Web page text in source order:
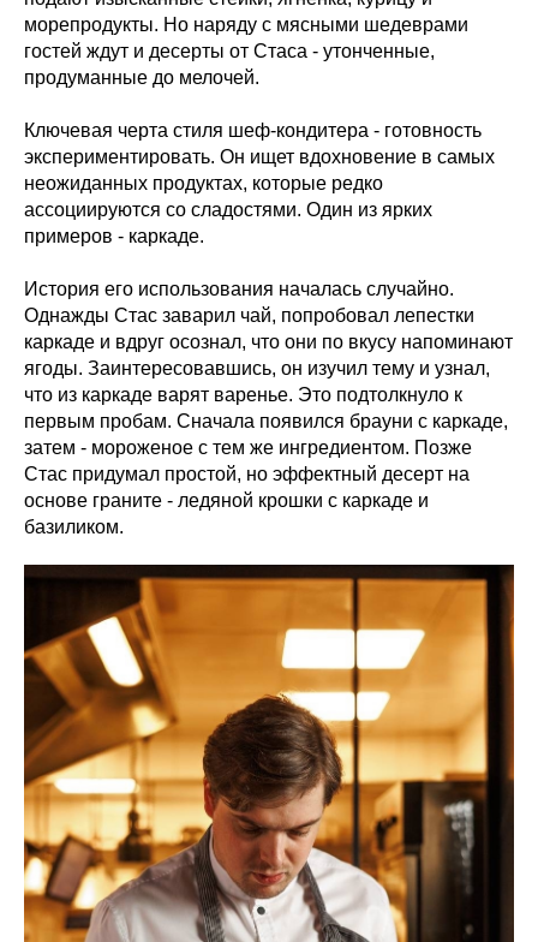
морепродукты. Но наряду с мясными шедеврами
гостей ждут и десерты от Стаса - утонченные,
продуманные до мелочей.
Ключевая черта стиля шеф-кондитера - готовность
экспериментировать. Он ищет вдохновение в самых
неожиданных продуктах, которые редко
ассоциируются со сладостями. Один из ярких
примеров - каркаде.
История его использования началась случайно.
Однажды Стас заварил чай, попробовал лепестки
каркаде и вдруг осознал, что они по вкусу напоминают
ягоды. Заинтересовавшись, он изучил тему и узнал,
что из каркаде варят варенье. Это подтолкнуло к
первым пробам. Сначала появился брауни с каркаде,
затем - мороженое с тем же ингредиентом. Позже
Стас придумал простой, но эффектный десерт на
основе граните - ледяной крошки с каркаде и
базиликом.